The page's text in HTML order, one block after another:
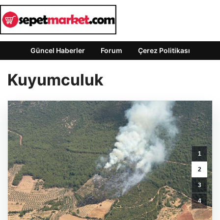
Güncel Haberler Forum Çerez Politikası
Kuyumculuk
1
2
3
4